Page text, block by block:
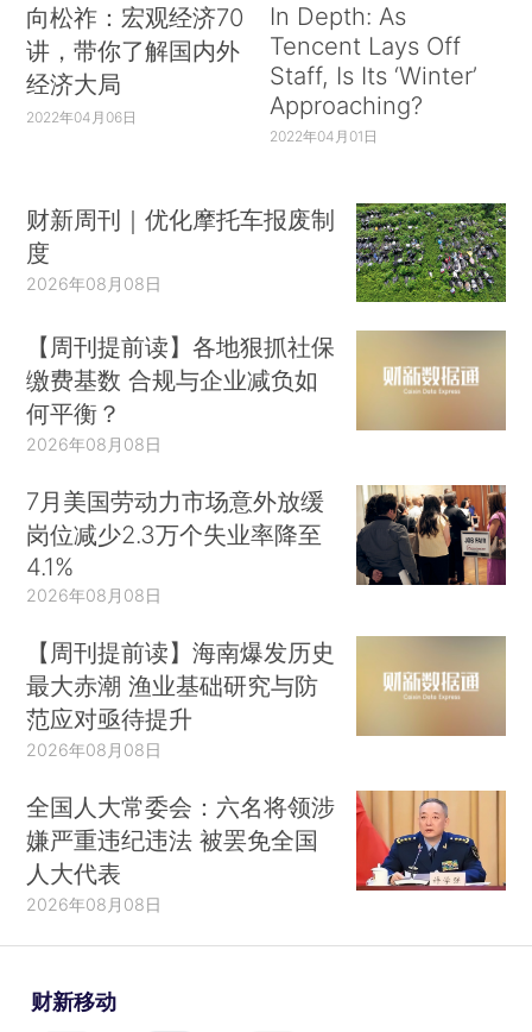
向松祚：宏观经济70
讲，带你了解国内外
经济大局
2022年04月06日
In Depth: As
Tencent Lays Off
Staff, Is Its ‘Winter’
Approaching?
2022年04月01日
财新周刊｜优化摩托车报废制
度
2026年08月08日
【周刊提前读】各地狠抓社保
缴费基数 合规与企业减负如
何平衡？
2026年08月08日
7月美国劳动力市场意外放缓
岗位减少2.3万个失业率降至
4.1%
2026年08月08日
【周刊提前读】海南爆发历史
最大赤潮 渔业基础研究与防
范应对亟待提升
2026年08月08日
全国人大常委会：六名将领涉
嫌严重违纪违法 被罢免全国
人大代表
2026年08月08日
财新移动